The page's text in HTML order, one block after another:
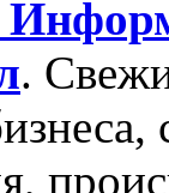
.